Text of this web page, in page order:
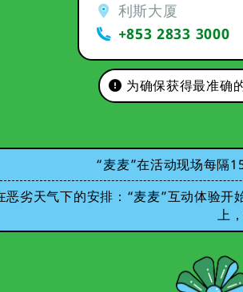
利斯大厦
+853 2833 3000
为确保获得最准确
“麦麦”在活动现场每隔
恶劣天气下的安排：“麦麦”互动体验
上